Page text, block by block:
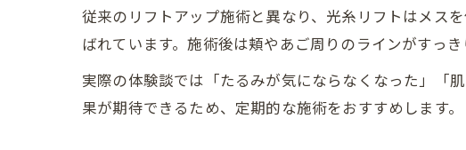
従来のリフトアップ施術と異なり、光糸リフトはメス
ばれています。施術後は頬やあご周りのラインがすっ
実際の体験談では「たるみが気にならなくなった」「
果が期待できるため、定期的な施術をおすすめします。